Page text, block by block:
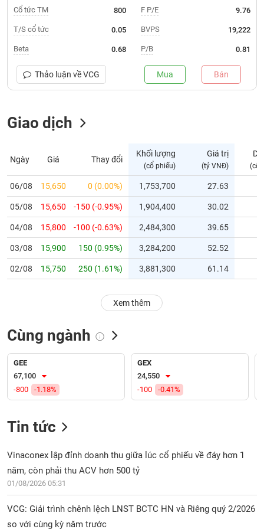
thái
cổ
phiếu
Quy
mô
trường
Niêm
mới
Niêm
yết
bổ
sung
Hủy
niêm
đặc
Không
được
ký
Danh
mục
Cổ
phiếu
chi
tiết
Cổ tức TM 800
T/S cổ tức 0.05
Beta 0.68
F P/E 9.76
BVPS 19,222
P/B 0.81
Thảo luận vềVCG Mua Bán
Giao dịch
Ngày Giá Thay đổi
Khối lượng
(cổ phiếu)
Giá trị
(tỷ VNĐ) (cổ
06/08 15,650 0 (0.00%) 1,753,700 27.63
05/08 15,650 -150 (-0.95%) 1,904,400 30.02
04/08 15,800 -100 (-0.63%) 2,484,300 39.65
03/08 15,900 150 (0.95%) 3,284,200 52.52
02/08 15,750 250 (1.61%) 3,881,300 61.14
Xem thêm
Cùng ngành
GEE
67,100
-800
-1.18%
GEX
24,550
-100
-0.41%
Tin tức
Vinaconex lập đỉnh doanh thu giữa lúc cổ phiếu về đáy hơn 1
năm, còn phải thu ACV hơn 500 tỷ
01/08/2026 05:31
VCG: Giải trình chênh lệch LNST BCTC HN và Riêng quý 2/2026
so với cùng kỳ năm trước
NGÀNH
DOANH
PHIẾU
PHÁI
SINH
TRÁI
PHIẾU
CỤ
ĐẦU
TƯ
XUẤT
TIN
MỚI
Ngành
(-)